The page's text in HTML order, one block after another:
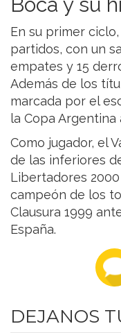
En su primer
partidos, con un
empates y 15
Además de los
marcada por el
la Copa Argentina
Como jugador, el
de las inferiores
Libertadores
campeón de los
Clausura 1999
España.
DEJANOS